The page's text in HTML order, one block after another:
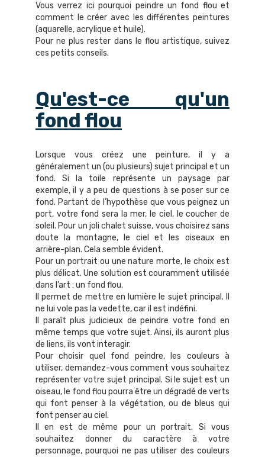
Vous verrez ici pourquoi peindre un fond flou et
comment le créer avec les différentes peintures
(aquarelle, acrylique et huile).
Pour ne plus rester dans le flou artistique, suivez
ces petits conseils.
Qu'est-ce qu'un
fond flou
Lorsque vous créez une peinture, il y a
généralement un (ou plusieurs) sujet principal et un
fond. Si la toile représente un paysage par
exemple, il y a peu de questions à se poser sur ce
fond. Partant de l’hypothèse que vous peignez un
port, votre fond sera la mer, le ciel, le coucher de
soleil. Pour un joli chalet suisse, vous choisirez sans
doute la montagne, le ciel et les oiseaux en
arrière-plan. Cela semble évident.
Pour un portrait ou une nature morte, le choix est
plus délicat. Une solution est couramment utilisée
dans l’art : un fond flou.
Il permet de mettre en lumière le sujet principal. Il
ne lui vole pas la vedette, car il est indéfini.
Il paraît plus judicieux de peindre votre fond en
même temps que votre sujet. Ainsi, ils auront plus
de liens, ils vont interagir.
Pour choisir quel fond peindre, les couleurs à
utiliser, demandez-vous comment vous souhaitez
représenter votre sujet principal. Si le sujet est un
oiseau, le fond flou pourra être un dégradé de verts
qui font penser à la végétation, ou de bleus qui
font penser au ciel.
Il en est de même pour un portrait. Si vous
souhaitez donner du caractère à votre
personnage, pourquoi ne pas utiliser des couleurs